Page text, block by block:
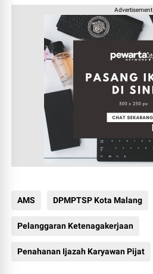
Advertisement
AMS DPMPTSP Kota Malang
Pelanggaran Ketenagakerjaan
Penahanan Ijazah Karyawan Pijat